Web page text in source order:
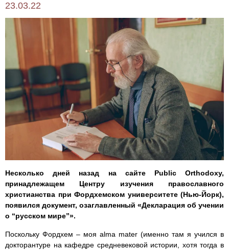
23.03.22
Несколько дней назад на сайте Public Orthodoxy,
принадлежащем Центру изучения православного
христианства при Фордхемском университете (Нью-Йорк),
появился документ, озаглавленный «Декларация об учении
о “русском мире”».
Поскольку Фордхем – моя alma mater (именно там я учился в
докторантуре на кафедре средневековой истории, хотя тогда в